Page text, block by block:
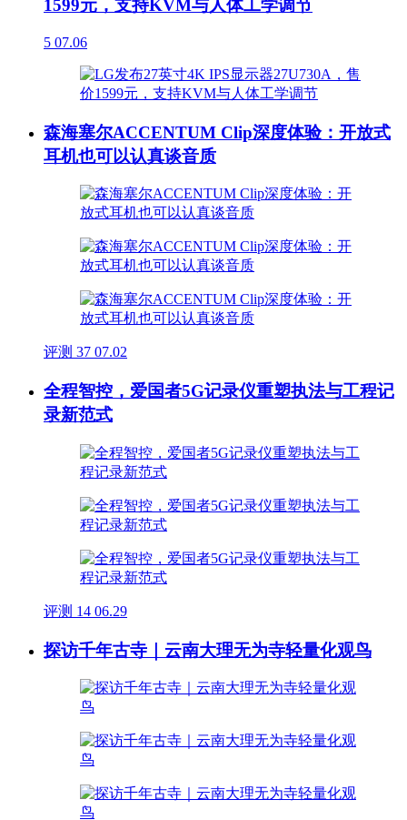
1599元，支持KVM与人体工学调节
5 07.06
森海塞尔ACCENTUM Clip深度体验：开放式
耳机也可以认真谈音质
评测 37 07.02
全程智控，爱国者5G记录仪重塑执法与工程记
录新范式
评测 14 06.29
探访千年古寺｜云南大理无为寺轻量化观鸟